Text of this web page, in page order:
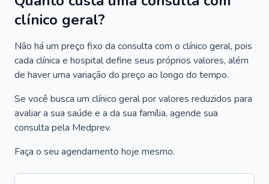
clínico geral?
Não há um preço fixo da consulta com o clínico geral, pois
cada clínica e hospital define seus próprios valores, além
de haver uma variação do preço ao longo do tempo.
Se você busca um clínico geral por valores reduzidos para
avaliar a sua saúde e a da sua família, agende sua
consulta pela Medprev.
Faça o seu agendamento hoje mesmo.